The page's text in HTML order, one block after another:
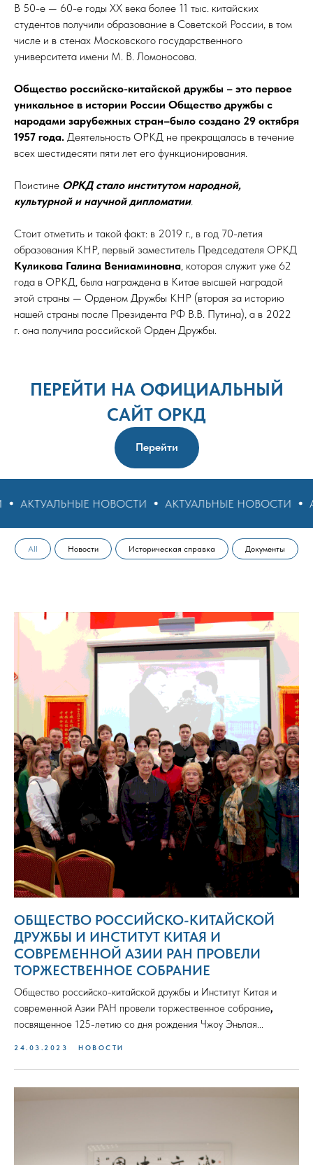
В 50-е — 60-е годы ХХ века более 11 тыс. китайских
студентов получили образование в Советской России, в том
числе и в стенах Московского государственного
университета имени М. В. Ломоносова.
Общество российско-китайской дружбы – это первое
уникальное в истории России Общество дружбы с
народами зарубежных стран–было создано 29 октября
1957 года. Деятельность ОРКД не прекращалась в течение
всех шестидесяти пяти лет его функционирования.
Поистине ОРКД стало институтом народной,
культурной и научной дипломатии.
Стоит отметить и такой факт: в 2019 г., в год 70-летия
образования КНР, первый заместитель Председателя ОРКД
Куликова Галина Вениаминовна , которая служит уже 62
года в ОРКД, была награждена в Китае высшей наградой
этой страны — Орденом Дружбы КНР (вторая за историю
нашей страны после Президента РФ В.В. Путина), а в 2022
г. она получила российской Орден Дружбы.
ПЕРЕЙТИ НА ОФИЦИАЛЬНЫЙ
САЙТ ОРКД
Перейти
НОВОСТИ АКТУАЛЬНЫЕ НОВОСТИ
All Новости Историческая справка Документы
ОБЩЕСТВО РОССИЙСКО-КИТАЙСКОЙ
ДРУЖБЫ И ИНСТИТУТ КИТАЯ И
СОВРЕМЕННОЙ АЗИИ РАН ПРОВЕЛИ
ТОРЖЕСТВЕННОЕ СОБРАНИЕ
Общество российско-китайской дружбы и Институт Китая и
современной Азии РАН провели торжественное собрание,
посвященное 125-летию со дня рождения Чжоу Эньлая...
24.03.2023 НОВОСТИ